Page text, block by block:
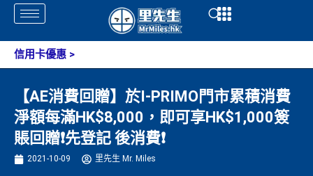
Skip
content
Open
信用卡優惠 >
【AE消費回贈】於I-PRIMO門市累積消費
淨額每滿HK$8,000，即可享HK$1,000簽
賬回贈❗️先登記 後消費❗️
2021-10-09 里先生 Mr. Miles